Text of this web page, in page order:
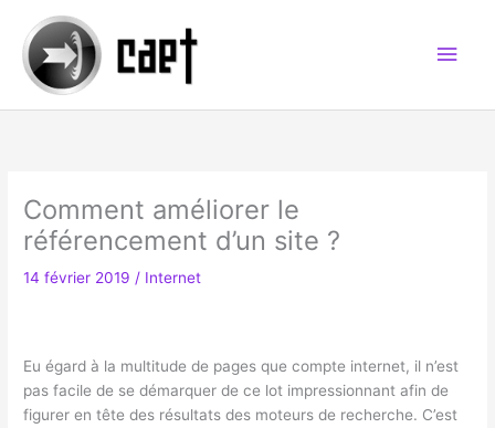
contenu
Comment améliorer le
référencement d’un site ?
14 février 2019 / Internet
Eu égard à la multitude de pages que compte internet, il n’est
pas facile de se démarquer de ce lot impressionnant afin de
figurer en tête des résultats des moteurs de recherche. C’est